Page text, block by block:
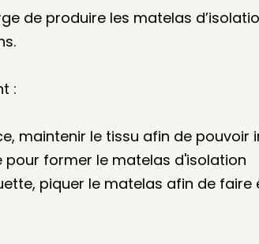
de produire les matelas
:
maintenir le tissu afin de pouvoir
pour former le matelas d'isolation
piquer le matelas afin de faire